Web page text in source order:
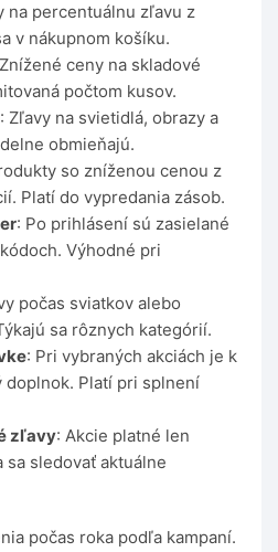
na percentuálnu zľavu z
v nákupnom košíku.
ceny na skladové
počtom kusov.
: Zľavy na svietidlá, obrazy a
obmieňajú.
so zníženou cenou z
Platí do vypredania zásob.
: Po prihlásení sú zasielané
Výhodné pri
počas sviatkov alebo
sa rôznych kategórií.
: Pri vybraných akciách je k
doplnok. Platí pri splnení
zľavy: Akcie platné len
sledovať aktuálne
počas roka podľa kampaní.